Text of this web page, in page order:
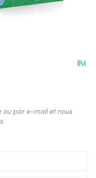
ou par e-mail et nous